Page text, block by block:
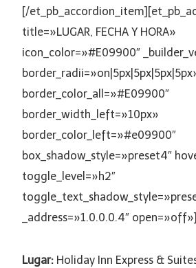
[/
title=»LUGAR, FECHA Y HORA»
icon_color=»#E09900″
border_color_all=»#E09900″
border_width_left=»10px»
border_color_left=»#e09900″
box_shadow_style=»preset4″
toggle_level=»h2″
_address=»1.0.0.0.4″ open=»off»]
Lugar: Holiday Inn Express &